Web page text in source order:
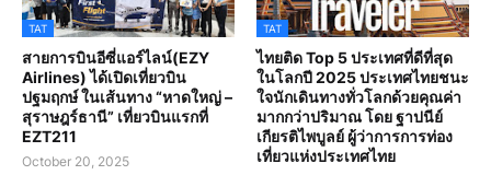
TAT
สายการบินอีซี่แอร์ไลน์(EZY
Airlines) ได้เปิดเที่ยวบิน
ปฐมฤกษ์ ในเส้นทาง “หาดใหญ่ –
สุราษฎร์ธานี” เที่ยวบินแรกที่
EZT211
October 20, 2025
TAT
ไทยติด Top 5 ประเทศที่ดีที่สุด
ในโลกปี 2025 ประเทศไทยชนะ
ใจนักเดินทางทั่วโลกด้วยคุณค่า
มากกว่าปริมาณ โดย ฐาปนีย์
เกียรติไพบูลย์ ผู้ว่าการการท่อง
เที่ยวแห่งประเทศไทย